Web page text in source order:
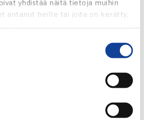
yhdistää näitä tietoja muihin
antanut heille tai joita on kerätty,
.
linjatuomareiden kanssa.
sekä
uusille liigaympyröihin tuleville
että